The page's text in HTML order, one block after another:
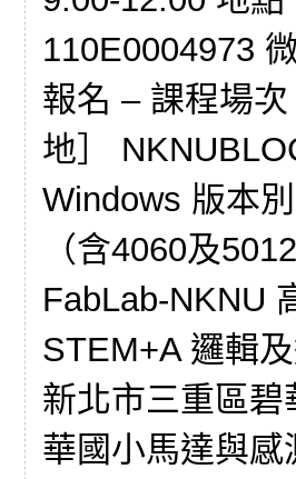
110E0004973
報名 – 課程場
地］
Windows 版本
（含4060及
FabLab-NKNU
STEM+A 邏輯
新北市三重區
華國小馬達與